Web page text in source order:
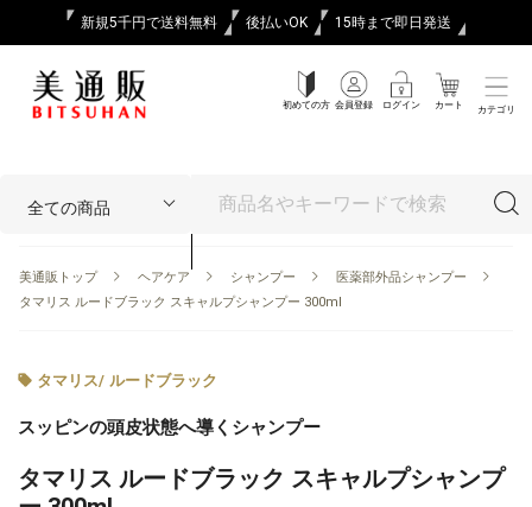
新規5千円で送料無料 後払いOK 15時まで即日発送
初めての方 会員登録 ログイン カート カテゴリ
美通販トップ ヘアケア シャンプー
医薬部外品シャンプー
タマリス ルードブラック スキャルプシャンプー 300ml
タマリス/ ルードブラック
スッピンの頭皮状態へ導くシャンプー
タマリス ルードブラック スキャルプシャンプ